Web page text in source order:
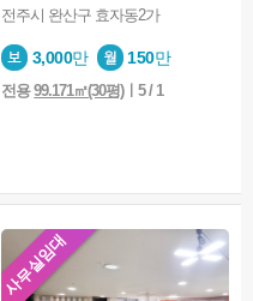
전주시 완산구 효자동2가
3,000만 150만
전용99.171㎡(30평)ㅣ5 / 1
사무실임대